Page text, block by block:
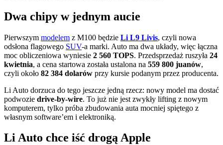
Dwa chipy w jednym aucie
Pierwszym modelem z M100 będzie Li L9 Livis, czyli nowa
odsłona flagowego SUV-a marki. Auto ma dwa układy, więc łączna
moc obliczeniowa wyniesie 2 560 TOPS. Przedsprzedaż ruszyła 24
kwietnia, a cena startowa została ustalona na 559 800 juanów,
czyli około 82 384 dolarów przy kursie podanym przez producenta.
Li Auto dorzuca do tego jeszcze jedną rzecz: nowy model ma dostać
podwozie drive-by-wire. To już nie jest zwykły lifting z nowym
komputerem, tylko próba zbudowania auta mocniej spiętego z
własnym software’em i elektroniką.
Li Auto chce iść drogą Apple